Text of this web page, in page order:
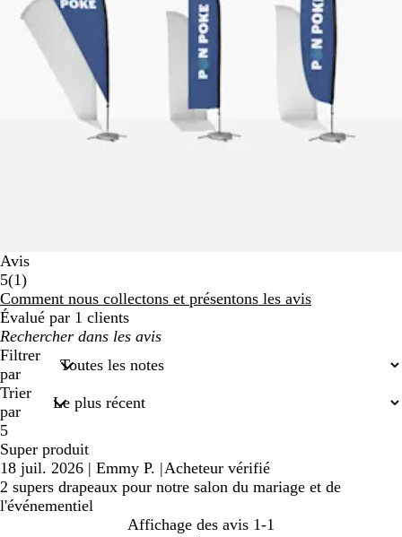
Avis
5(11
avis
)
Comment nous collectons et présentons les avis
Évalué par 1 clients
Mes
recherches
saisies
Filtrer
par
Trier
par
5
Super produit
18 juil. 2026 | Emmy P. |Acheteur vérifié
2 supers drapeaux pour notre salon du mariage et de
l'événementiel
Affichage des avis 1-1